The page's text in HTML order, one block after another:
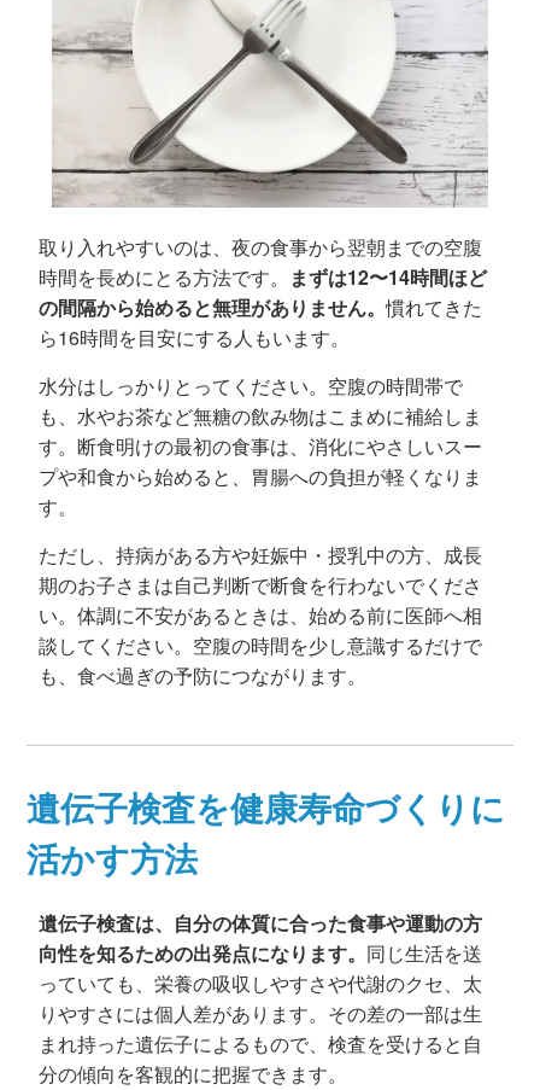
取り入れやすいのは、夜の食事から翌朝までの空腹
時間を長めにとる方法です。
まずは12〜14時間ほど
の間隔から始めると無理がありません。慣れてきた
ら16時間を目安にする人もいます。
水分はしっかりとってください。空腹の時間帯で
も、水やお茶など無糖の飲み物はこまめに補給しま
す。断食明けの最初の食事は、消化にやさしいスー
プや和食から始めると、胃腸への負担が軽くなりま
す。
ただし、持病がある方や妊娠中・授乳中の方、成長
期のお子さまは自己判断で断食を行わないでくださ
い。体調に不安があるときは、始める前に医師へ相
談してください。空腹の時間を少し意識するだけで
も、食べ過ぎの予防につながります。
遺伝子検査を健康寿命づくりに
活かす方法
遺伝子検査は、自分の体質に合った食事や運動の方
向性を知るための出発点になります。 同じ生活を送
っていても、栄養の吸収しやすさや代謝のクセ、太
りやすさには個人差があります。その差の一部は生
まれ持った遺伝子によるもので、検査を受けると自
分の傾向を客観的に把握できます。